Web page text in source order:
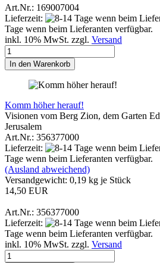
Art.Nr.: 169007004
Lieferzeit:
Tage wenn beim Lieferanten verfügbar.
inkl. 10% MwSt. zzgl. Versand
In den Warenkorb
Komm höher herauf!
Visionen vom Berg Zion, dem Garten
Jerusalem
Art.Nr.: 356377000
Lieferzeit:
Tage wenn beim Lieferanten verfügbar.
(Ausland abweichend)
Versandgewicht: 0,19 kg je Stück
14,50 EUR
Art.Nr.: 356377000
Lieferzeit:
Tage wenn beim Lieferanten verfügbar.
inkl. 10% MwSt. zzgl. Versand